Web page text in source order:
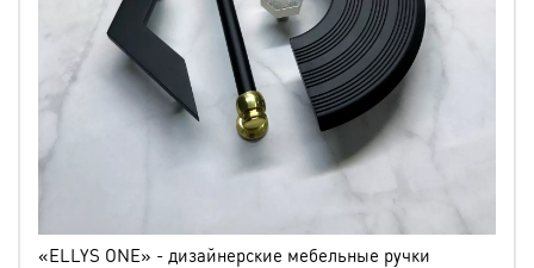
«ELLYS ONE» - дизайнерские мебельные ручки